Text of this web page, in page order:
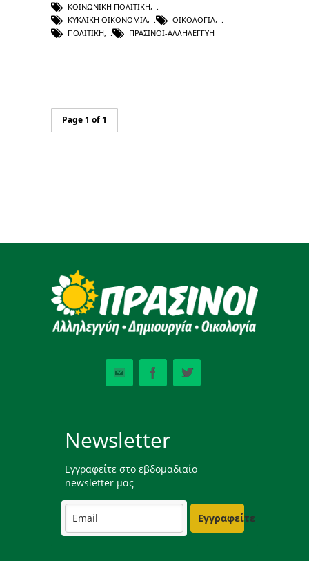
ΚΟΙΝΩΝΙΚΉ ΠΟΛΙΤΙΚΉ,
ΚΥΚΛΙΚΉ ΟΙΚΟΝΟΜΊΑ, ΟΙΚΟΛΟΓΊΑ,
ΠΟΛΙΤΙΚΉ, ΠΡΑΣΙΝΟΙ-ΑΛΛΗΛΕΓΓΥΗ
Page 1 of 1
Newsletter
Εγγραφείτε στο εβδομαδιαίο
newsletter μας
Εγγραφείτε